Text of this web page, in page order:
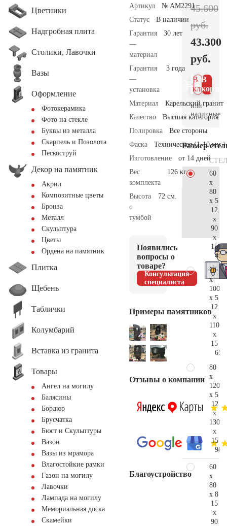
Цветники
Надгробная плита
Столики, Лавочки
Вазы
Оформление
Фотокерамика
Фото на стекле
Буквы из металла
Скарпель и Позолота
Пескоструй
Декор на памятник
Акрил
Композитные цветы
Бронза
Металл
Скульптура
Цветы
Ордена на памятник
Плитка
Щебень
Таблички
Колумбарий
Вставка из гранита
Товары
Ангел на могилу
Балясины
Бордюр
Брусчатка
Бюст и Скульптуры
Вазон
Вазы из мрамора
Влагостойкие рамки
Газон на могилу
Лавочки
Лампада на могилу
Мемориальная доска
Скамейки
Артикул
№ AM2291
Статус
В наличии
Гарантия
—
материал
30 лет
Гарантия
—
установка
3 года
Материал
Карельский гранит
Качество
Высшая категория
Полировка
Все стороны
Фаска
Техническая (1-10 мм.)
Изготовление
от 14 дней
Вес
комплекта
126 кг.
Высота
с
тумбой
72 см.
Появились
вопросы о
товаре?
Консультация
специалиста
Примеры памятников
Отзывы о компании
Благоустройство
45.600
руб.
43.300
руб.
В
В 1
клик
или
наличные.
Размер
60
x
80
x 5
12
x
90
x
15
70
x
100
x 5
12
x
110
x
15
80
x
120
x 5
12
x
130
x
15
60
x
80
x 8
15
x
90